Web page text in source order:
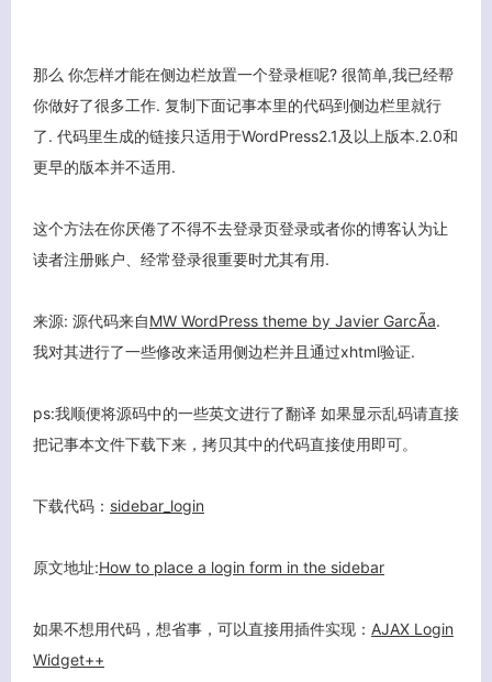
那么 你怎样才能在侧边栏放置一个登录框呢? 很简单,我已经帮
你做好了很多工作. 复制下面记事本里的代码到侧边栏里就行
了. 代码里生成的链接只适用于WordPress2.1及以上版本.2.0和
更早的版本并不适用.
这个方法在你厌倦了不得不去登录页登录或者你的博客认为让
读者注册账户、经常登录很重要时尤其有用.
来源: 源代码来自MW WordPress theme by Javier GarcÃ­a.
我对其进行了一些修改来适用侧边栏并且通过xhtml验证.
ps:我顺便将源码中的一些英文进行了翻译 如果显示乱码请直接
把记事本文件下载下来，拷贝其中的代码直接使用即可。
下载代码： sidebar_login
原文地址:How to place a login form in the sidebar
如果不想用代码，想省事，可以直接用插件实现： AJAX Login
Widget++